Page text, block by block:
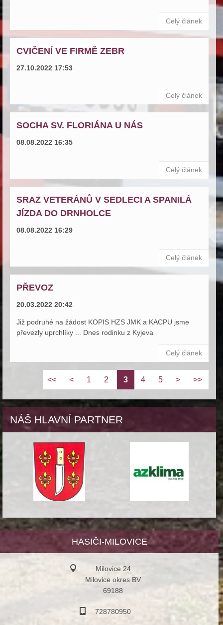
Celý článek
CVIČENÍ VE FIRMĚ ZEBR
27.10.2022 17:53
Celý článek
SOCHA SV. FLORIÁNA U NÁS
08.08.2022 16:35
Celý článek
SRAZ VETERÁNŮ V SEDLECI A SPANILÁ
JÍZDA DO DRNHOLCE
08.08.2022 16:29
Celý článek
PŘEVOZ
20.03.2022 20:42
Již podruhé na žádost KOPIS HZS JMK a KACPU jsme
převezly uprchlíky ... Dnes rodinku z Kyjeva
Celý článek
<< < 1 2 3 4 5 > >>
NÁŠ HLAVNÍ PARTNER
HASIČI-MILOVICE
Milovice 24
Milovice okres BV
69188
728780950